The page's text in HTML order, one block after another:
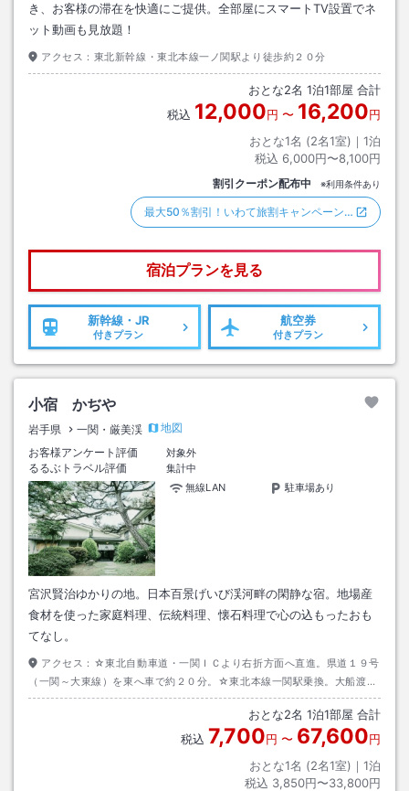
き、お客様の滞在を快適にご提供。全部屋にスマートTV設置でネ
ット動画も見放題！
アクセス： 東北新幹線・東北本線一ノ関駅より徒歩約２０分
おとな2名 1泊1部屋 合計
税込 12,000円 〜 16,200円
おとな1名 (2名1室)｜ 1泊
税込 6,000円〜8,100円
割引クーポン配布中 ※利用条件あり
最大50％割引！いわて旅割キャンペーン…
宿泊プランを見る
新幹線・JR
付きプラン
航空券
付きプラン
小宿 かぢや
岩手県 一関・厳美渓
地図
お客様アンケート評価
対象外
るるぶトラベル評価
集計中
無線LAN
駐車場あり
宮沢賢治ゆかりの地。日本百景げいび渓河畔の閑静な宿。地場産
食材を使った家庭料理、伝統料理、懐石料理で心の込もったおも
てなし。
アクセス： ☆東北自動車道・一関ＩＣより右折方面へ直進。県道１９号
（一関～大東線）を東へ車で約２０分。☆東北本線一関駅乗換。大船渡線
猊鼻渓駅下車、徒歩約７分／車約２分（一関駅下車車約２５分）
おとな2名 1泊1部屋 合計
税込 7,700円 〜 67,600円
おとな1名 (2名1室)｜ 1泊
税込 3,850円〜33,800円